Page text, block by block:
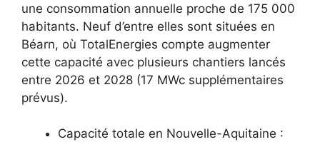
une consommation annuelle proche de 175 000
habitants. Neuf d’entre elles sont situées en
Béarn, où TotalEnergies compte augmenter
cette capacité avec plusieurs chantiers lancés
entre 2026 et 2028 (17 MWc supplémentaires
prévus).
Capacité totale en Nouvelle-Aquitaine :